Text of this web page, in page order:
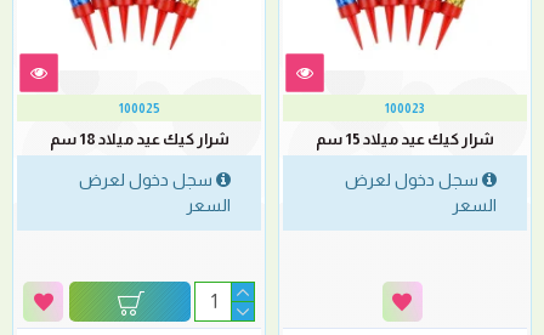
100023
شرار كيك عيد ميلاد 15 سم
سجل دخول لعرض
السعر
100025
شرار كيك عيد ميلاد 18 سم
سجل دخول لعرض
السعر